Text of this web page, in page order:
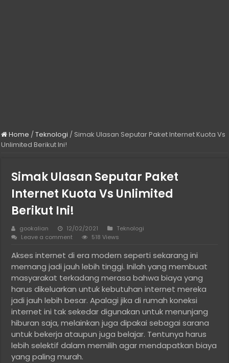
Home / Teknologi / Simak Ulasan Seputar Paket Internet Kuota Vs
Unlimited Berikut Ini!
Simak Ulasan Seputar Paket
Internet Kuota Vs Unlimited
Berikut Ini!
gookalian 12/02/2021
Teknologi
Leave a comment
518 Views
Akses internet di era modern seperti sekarang ini
memang jadi jauh lebih tinggi. Inilah yang membuat
masyarakat terkadang merasa bahwa biaya yang
harus dikeluarkan untuk kebutuhan internet mereka
jadi jauh lebih besar. Apalagi jika di rumah koneksi
internet ini tak sekedar digunakan untuk menunjang
hiburan saja, melainkan juga dipakai sebagai sarana
untuk bekerja ataupun juga belajar. Tentunya harus
lebih selektif dalam memilih agar mendapatkan biaya
yang paling murah.